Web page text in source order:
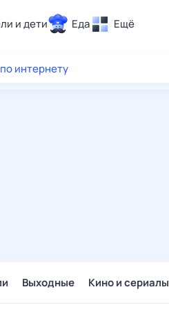
и дети Еда Ещё
интернету
Выходные Кино и сериалы